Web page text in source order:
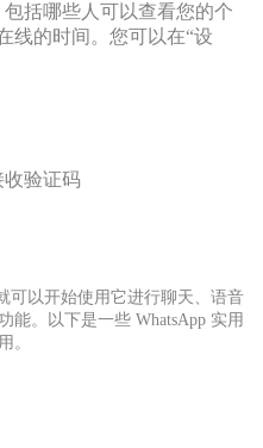
括哪些人可以查看您的个
线的时间。您可以在“设
收验证码
可以开始使用它进行聊天、语音
能。以下是一些 WhatsApp 实用
。